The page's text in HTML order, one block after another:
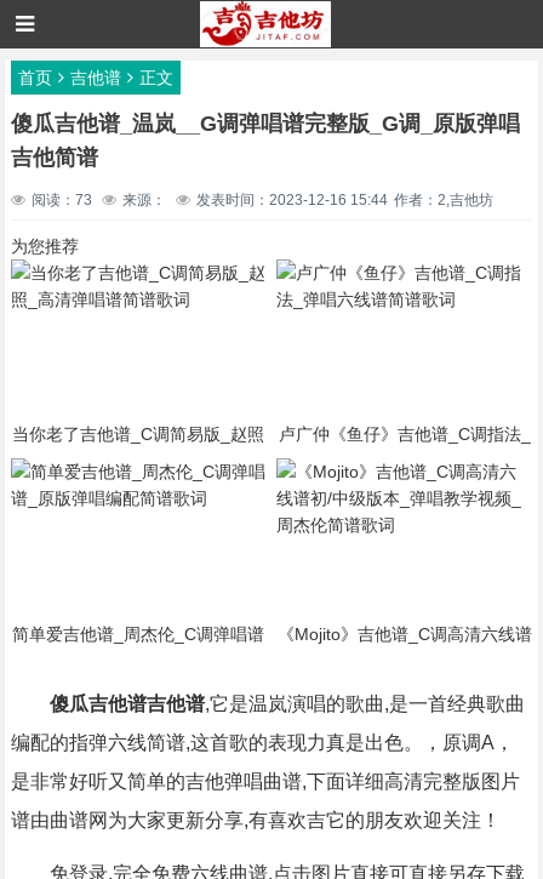
首页 吉他谱 正文
傻瓜吉他谱_温岚__G调弹唱谱完整版_G调_原版弹唱
吉他简谱
阅读：73 来源： 发表时间：2023-12-16 15:44 作者：2,吉他坊
为您推荐
当你老了吉他谱_C调简易版_赵照
_高清弹唱谱简谱歌词
卢广仲《鱼仔》吉他谱_C调指法_
弹唱六线谱简谱歌词
简单爱吉他谱_周杰伦_C调弹唱谱
《Mojito》吉他谱_C调高清六线谱
傻瓜吉他谱吉他谱,它是温岚演唱的歌曲,是一首经典歌曲
编配的指弹六线简谱,这首歌的表现力真是出色。，原调A，
是非常好听又简单的吉他弹唱曲谱,下面详细高清完整版图片
谱由曲谱网为大家更新分享,有喜欢吉它的朋友欢迎关注！
免登录,完全免费六线曲谱,点击图片直接可直接另存下载